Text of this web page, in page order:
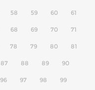
58 59 60 61
68 69 70 71
78 79 80 81
87 88 89 90
96 97 98 99